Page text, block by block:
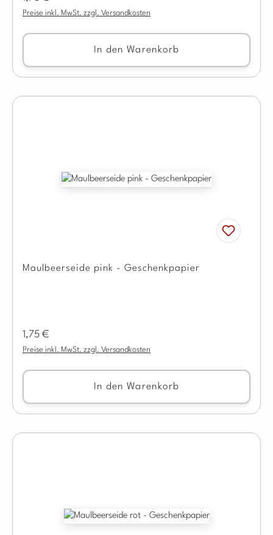
Preise inkl. MwSt. zzgl. Versandkosten
In den Warenkorb
Maulbeerseide pink - Geschenkpapier
Regulärer Preis:
1,75 €
Preise inkl. MwSt. zzgl. Versandkosten
In den Warenkorb